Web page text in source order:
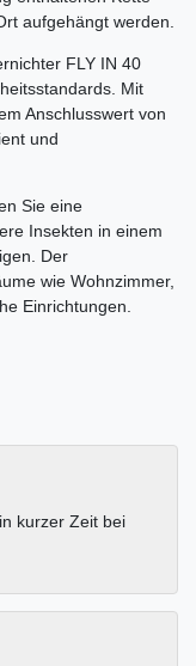
aufgehängt werden.
FLY IN 40
Mit
Anschlusswert von
und
Sie eine
Insekten in einem
Der
wie Wohnzimmer,
Einrichtungen.
kurzer Zeit bei